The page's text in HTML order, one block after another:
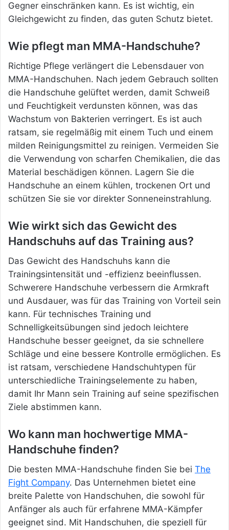
Gegner einschränken kann. Es ist wichtig, ein
Gleichgewicht zu finden, das guten Schutz bietet.
Wie pflegt man MMA-Handschuhe?
Richtige Pflege verlängert die Lebensdauer von
MMA-Handschuhen. Nach jedem Gebrauch sollten
die Handschuhe gelüftet werden, damit Schweiß
und Feuchtigkeit verdunsten können, was das
Wachstum von Bakterien verringert. Es ist auch
ratsam, sie regelmäßig mit einem Tuch und einem
milden Reinigungsmittel zu reinigen. Vermeiden Sie
die Verwendung von scharfen Chemikalien, die das
Material beschädigen können. Lagern Sie die
Handschuhe an einem kühlen, trockenen Ort und
schützen Sie sie vor direkter Sonneneinstrahlung.
Wie wirkt sich das Gewicht des
Handschuhs auf das Training aus?
Das Gewicht des Handschuhs kann die
Trainingsintensität und -effizienz beeinflussen.
Schwerere Handschuhe verbessern die Armkraft
und Ausdauer, was für das Training von Vorteil sein
kann. Für technisches Training und
Schnelligkeitsübungen sind jedoch leichtere
Handschuhe besser geeignet, da sie schnellere
Schläge und eine bessere Kontrolle ermöglichen. Es
ist ratsam, verschiedene Handschuhtypen für
unterschiedliche Trainingselemente zu haben,
damit Ihr Mann sein Training auf seine spezifischen
Ziele abstimmen kann.
Wo kann man hochwertige MMA-
Handschuhe finden?
Die besten MMA-Handschuhe finden Sie bei The
Fight Company. Das Unternehmen bietet eine
breite Palette von Handschuhen, die sowohl für
Anfänger als auch für erfahrene MMA-Kämpfer
geeignet sind. Mit Handschuhen, die speziell für